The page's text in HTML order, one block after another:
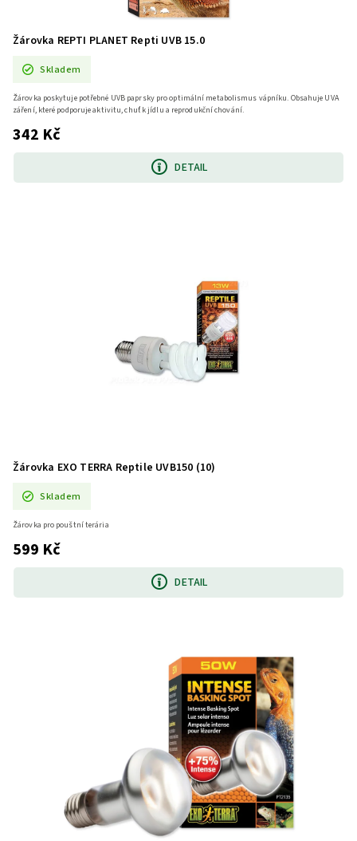
Žárovka REPTI PLANET Repti UVB 15.0
Skladem
342 Kč
DETAIL
Žárovka poskytuje potřebné UVB paprsky pro optimální metabolismus vápníku. Obsahuje UVA
záření, které podporuje aktivitu, chuť k jídlu a reprodukční chování.
Žárovka EXO TERRA Reptile UVB150 (10)
Skladem
599 Kč
DETAIL
Žárovka pro pouštní terária